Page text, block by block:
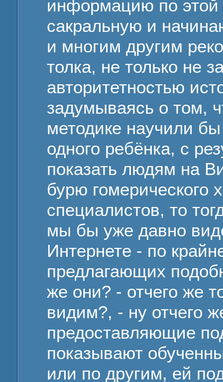
информацию по этой
сакральную и
и многим другим
толка, не только не
авторитетностью
задумываясь о том,
методике научили
одного ребёнка, с
показать людям на
бурю гомерического
специалистов, то
мы бы уже давно
Интернете - по
предлагающих
же они? - отчего же
видим?, - ну отчего
предоставляющие
показывают
или по другим, ей